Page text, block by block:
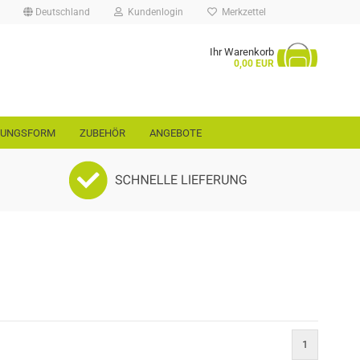
Deutschland Kundenlogin Merkzettel
Ihr Warenkorb
0,00 EUR
ZUBEHÖR ANGEBOTE
1